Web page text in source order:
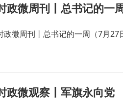
政微周刊丨总书记的一
政微周刊丨总书记的一周（7月27
政微观察丨军旗永向党